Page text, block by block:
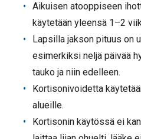
Aikuisen atooppiseen
käytetään yleensä 1–2
Lapsilla jakson pituus on
esimerkiksi neljä päivää
tauko ja niin edelleen.
Kortisonivoidetta
alueille.
Kortisonin käytössä ei